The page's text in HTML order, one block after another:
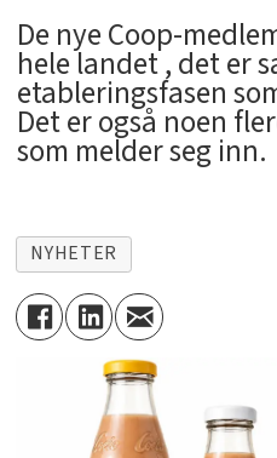
De nye Coop-
hele landet , det er
etableringsfasen
Det er også noen
som melder seg inn.
NYHETER